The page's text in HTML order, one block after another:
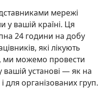
мережі
у вашій країні. Ця
24 години на добу
які лікують
ми можемо провести
установі — як на
для організованих груп.